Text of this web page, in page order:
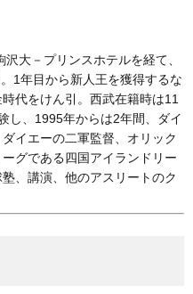
大－プリンスホテルを経て、
1年目から新人王を獲得するな
代をけん引。西武在籍時は11
し、1995年からは2年間、ダイ
イエーの二軍監督、オリック
グである四国アイランドリー
、講演、他のアスリートのク